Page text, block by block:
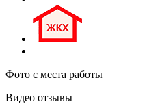
Фото с места работы
Видео отзывы